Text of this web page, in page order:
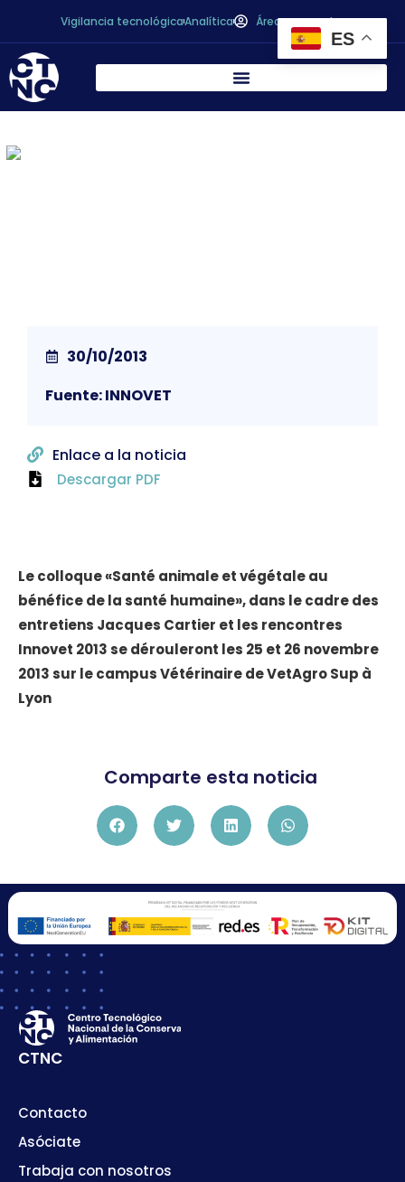
Vigilancia tecnológicaAnalítica Área personal
<span style="color:#0174DF;"
Le colloque «Santé animale et végétale au
bénéfice de la santé humaine», dans le cadre des
entretiens Jacques Cartier et les rencontres
Innovet 2013 se dérouleront les 25 et 26 novembre
2013 sur le campus Vétérinaire de VetAgro Sup à
Lyon
30/10/2013
Fuente: INNOVET
Enlace a la noticia
Descargar PDF
Comparte esta noticia
CTNC
Contacto
Asóciate
Trabaja con nosotros
ES